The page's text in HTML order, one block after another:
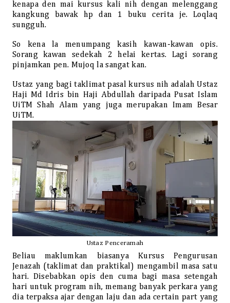
kenapa den mai kursus kali nih dengan melenggang
kangkung bawak hp dan 1 buku cerita je. Loqlaq
sungguh.
So kena la menumpang kasih kawan-kawan opis.
Sorang kawan sedekah 2 helai kertas. Lagi sorang
pinjamkan pen. Mujoq la sangat kan.
Ustaz yang bagi taklimat pasal kursus nih adalah Ustaz
Haji Md Idris bin Haji Abdullah daripada Pusat Islam
UiTM Shah Alam yang juga merupakan Imam Besar
UiTM.
Ustaz Penceramah
Beliau maklumkan biasanya Kursus Pengurusan
Jenazah (taklimat dan praktikal) mengambil masa satu
hari. Disebabkan opis den cuma bagi masa setengah
hari untuk program nih, memang banyak perkara yang
dia terpaksa ajar dengan laju dan ada certain part yang